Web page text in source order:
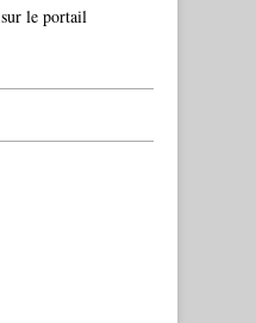
sur le portail